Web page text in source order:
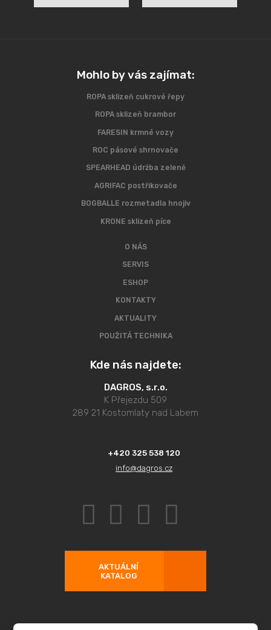
Mohlo by vás zajímat:
ROPA sklizeň cukrové řepy
ROPA sklizeň brambor
FARESIN krmné vozy
ROC pásové shrnovače
SPEARHEAD údržba zeleně
AGRIFAC postřikovače
BOGBALLE rozmetadla hnojiv
KRONE sklizeň píce
O NÁS
SERVIS
ESHOP
KONTAKTY
AKTUALITY
POUŽITÁ TECHNIKA
Kde nás najdete:
DAGROS, s.r.o.
K Přejezdu 509
289 21 Kostomlaty nad Labem
+420 325 538 120
info@dagros.cz
AKTUÁLNÍ
KATALOG